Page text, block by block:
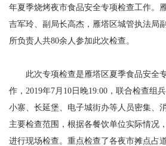
年夏季烧烤夜市食品安全专项检查工作。
吉军玲、副局长高杰，雁塔区城管执法局
所负责人共80余人参加此次检查。
此次专项检查是雁塔区夏季食品安全
作，2019年7月10日晚19:00，联合检查组
小寨、长延堡、电子城街办等人员密集、
主要检查范围，根据各餐饮单位实际情况
进行现场检查。重点检查了各夜市摊点占